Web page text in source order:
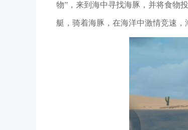
物”，来到海中寻找海豚，并将食物
艇，骑着海豚，在海洋中激情竞速，